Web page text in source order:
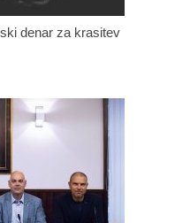
denar za krasitev